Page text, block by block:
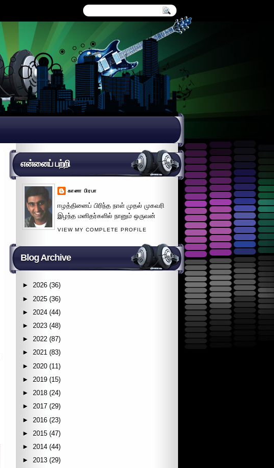
என்னைப் பற்றி
கானா பிரபா
ஈழத்தினைப் பிரிந்த நாள் முதல் முகவரி
இழந்த மனிதர்களில் நானும் ஒருவன்
VIEW MY COMPLETE PROFILE
Blog Archive
► 2026 (36)
► 2025 (36)
► 2024 (44)
► 2023 (48)
► 2022 (87)
► 2021 (83)
► 2020 (11)
► 2019 (15)
► 2018 (24)
► 2017 (29)
► 2016 (23)
► 2015 (47)
► 2014 (44)
► 2013 (29)